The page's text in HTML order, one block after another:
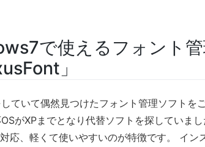
で使えるフォント管
」
ていて偶然見つけたフォント管理ソフトを
がXPまでとなり代替ソフトを探していま
応、軽くて使いやすいのが特徴です。 イン